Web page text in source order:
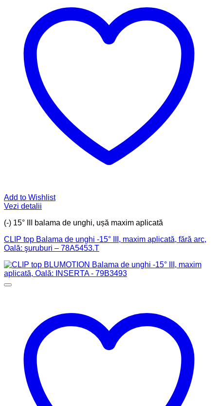
Add to Wishlist
Vezi detalii
(-) 15° III balama de unghi, ușă maxim aplicată
CLIP top Balama de unghi -15° III, maxim aplicată, fără arc,
Oală: şuruburi – 78A5453.T